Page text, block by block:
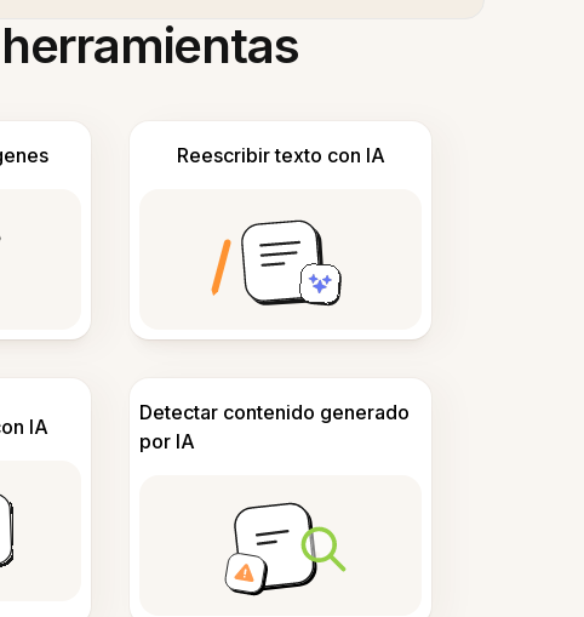
Reescribir texto con IA
IA
Detectar contenido generado
por IA